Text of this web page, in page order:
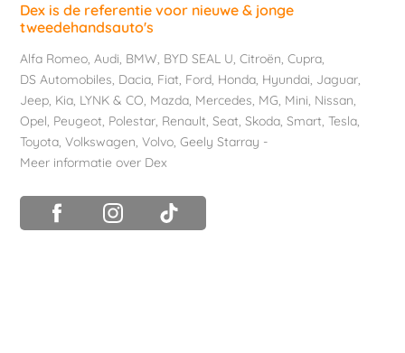
Dex is de referentie voor nieuwe & jonge
tweedehandsauto's
Alfa Romeo,Audi, BMW, BYD SEAL U,Citroën,Cupra,
DS Automobiles, Dacia, Fiat, Ford, Honda, Hyundai, Jaguar,
Jeep, Kia, LYNK & CO, Mazda, Mercedes, MG, Mini, Nissan,
Opel, Peugeot, Polestar, Renault,Seat,Skoda,Smart,Tesla,
Toyota,Volkswagen,Volvo,Geely Starray -
Meer informatie over Dex